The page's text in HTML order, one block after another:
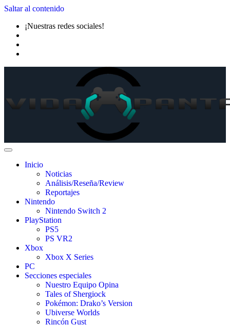
Saltar al contenido
¡Nuestras redes sociales!
Inicio
Noticias
Análisis/Reseña/Review
Reportajes
Nintendo
Nintendo Switch 2
PlayStation
PS5
PS VR2
Xbox
Xbox X Series
PC
Secciones especiales
Nuestro Equipo Opina
Tales of Shergiock
Pokémon: Drako’s Version
Ubiverse Worlds
Rincón Gust